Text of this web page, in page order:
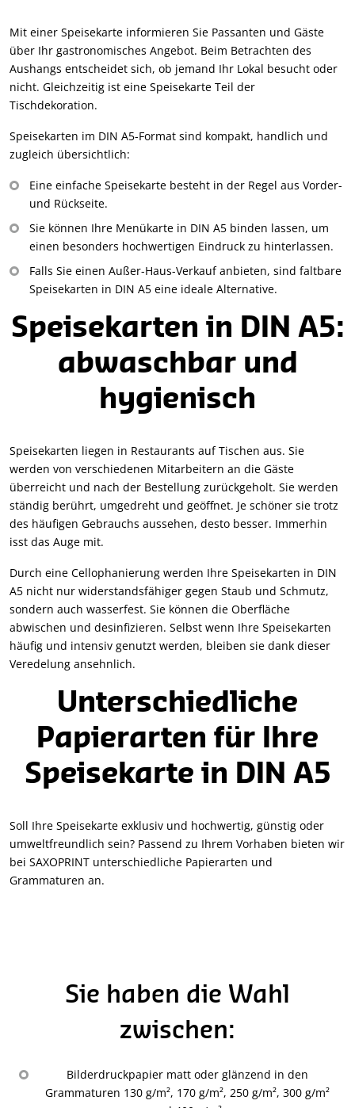
Mit einer Speisekarte informieren Sie Passanten und Gäste
über Ihr gastronomisches Angebot. Beim Betrachten des
Aushangs entscheidet sich, ob jemand Ihr Lokal besucht oder
nicht. Gleichzeitig ist eine Speisekarte Teil der
Tischdekoration.
Speisekarten im DIN A5-Format sind kompakt, handlich und
zugleich übersichtlich:
Eine einfache Speisekarte besteht in der Regel aus Vorder-
und Rückseite.
Sie können Ihre Menükarte in DIN A5 binden lassen, um
einen besonders hochwertigen Eindruck zu hinterlassen.
Falls Sie einen Außer-Haus-Verkauf anbieten, sind faltbare
Speisekarten in DIN A5 eine ideale Alternative.
Speisekarten in DIN A5:
abwaschbar und
hygienisch
Speisekarten liegen in Restaurants auf Tischen aus. Sie
werden von verschiedenen Mitarbeitern an die Gäste
überreicht und nach der Bestellung zurückgeholt. Sie werden
ständig berührt, umgedreht und geöffnet. Je schöner sie trotz
des häufigen Gebrauchs aussehen, desto besser. Immerhin
isst das Auge mit.
Durch eine Cellophanierung werden Ihre Speisekarten in DIN
A5 nicht nur widerstandsfähiger gegen Staub und Schmutz,
sondern auch wasserfest. Sie können die Oberfläche
abwischen und desinfizieren. Selbst wenn Ihre Speisekarten
häufig und intensiv genutzt werden, bleiben sie dank dieser
Veredelung ansehnlich.
Unterschiedliche
Papierarten für Ihre
Speisekarte in DIN A5
Soll Ihre Speisekarte exklusiv und hochwertig, günstig oder
umweltfreundlich sein? Passend zu Ihrem Vorhaben bieten wir
bei SAXOPRINT unterschiedliche Papierarten und
Grammaturen an.
Sie haben die Wahl
zwischen:
Bilderdruckpapier matt oder glänzend in den
Grammaturen 130 g/m², 170 g/m², 250 g/m², 300 g/m²